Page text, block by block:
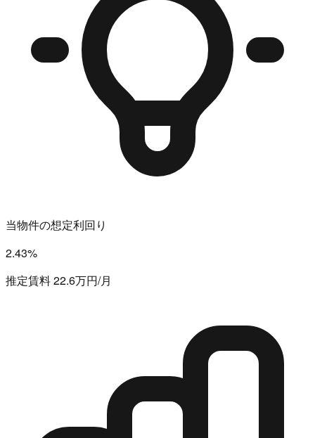
当物件の想定利回り
2.43%
推定賃料 22.6万円/月